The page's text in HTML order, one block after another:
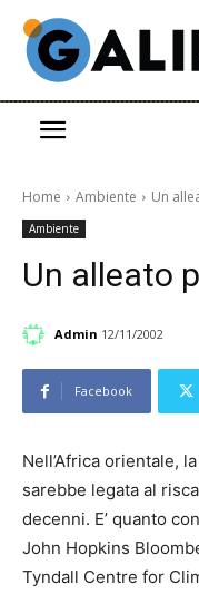
Home Ambiente Un
Ambiente
Un alleato
Admin 12/11/2002
Facebook
Nell’Africa orientale,
sarebbe legata al
decenni. E’ quanto
John Hopkins
Tyndall Centre for